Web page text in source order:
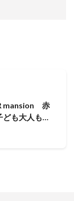
mansion 赤
も大人も楽
カスハイパ